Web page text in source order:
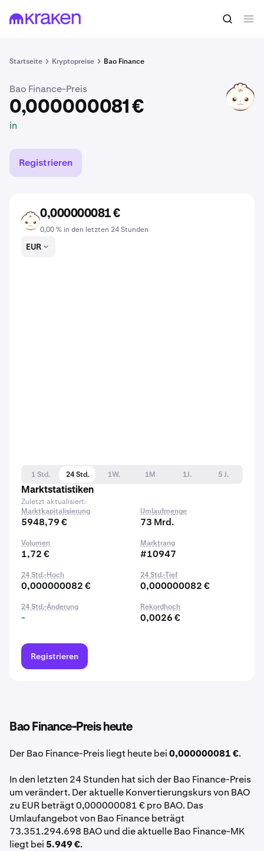
Startseite Kryptopreise Bao Finance
0,000000081 € BAO kaufen
Bao Finance-Preis
0,000000081 €
in
Registrieren
BAO
0,000000081 €
0,00 % in den letzten 24 Stunden
EUR
1 Std. 24 Std. 1W. 1M 1J.
5 J.
Marktstatistiken
Zuletzt aktualisiert:
Marktkapitalisierung
5948,79 €
Umlaufmenge
73 Mrd.
Volumen
1,72 €
Marktrang
#10947
24 Std.-Hoch
0,000000082 €
24 Std.-Tief
0,000000082 €
24 Std.-Änderung
-
Rekordhoch
0,0026 €
Registrieren
Bao Finance-Preis heute
Der Bao Finance-Preis liegt heute bei0,000000081 €.
In den letzten 24 Stunden hat sich der Bao Finance-Preis
um verändert. Der aktuelle Konvertierungskurs von BAO
zu EUR beträgt 0,000000081 € pro BAO. Das
Umlaufangebot von Bao Finance beträgt
73.351.294.698 BAO und die aktuelle Bao Finance-MK
liegt bei 5.949 €.